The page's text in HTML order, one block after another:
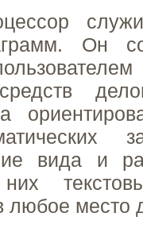
Он
вида и
место